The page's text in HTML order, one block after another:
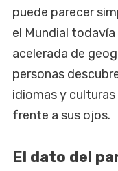
puede parecer
el Mundial
acelerada de
personas
idiomas y
frente a sus ojos.
El dato del